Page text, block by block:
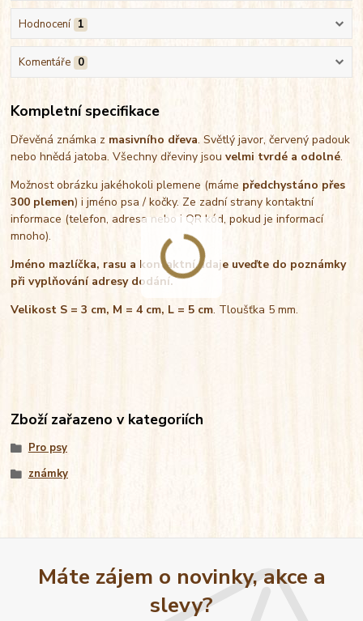
Hodnocení 1
Komentáře 0
Kompletní specifikace
Dřevěná známka z masivního dřeva. Světlý javor, červený padouk
nebo hnědá jatoba. Všechny dřeviny jsouvelmi tvrdé a odolné.
Možnost obrázku jakéhokoli plemene (máme předchystáno přes
300 plemen) i jméno psa / kočky. Ze zadní strany kontaktní
informace (telefon, adresa nebo i QR kód, pokud je informací
mnoho).
Jméno mazlíčka, rasu a kontaktní údaje uveďte do poznámky
při vyplňování adresy dodání.
Velikost S = 3 cm, M = 4 cm, L = 5 cm. Tloušťka 5 mm.
Zboží zařazeno v kategoriích
Pro psy
známky
Máte zájem o novinky, akce a
slevy?